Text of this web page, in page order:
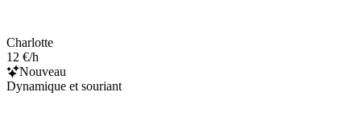
Charlotte
12 €/h
Nouveau
Dynamique et souriant